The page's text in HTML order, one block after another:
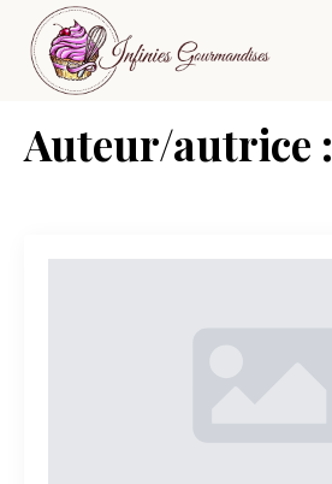
Skip
main
Auteur/autrice :